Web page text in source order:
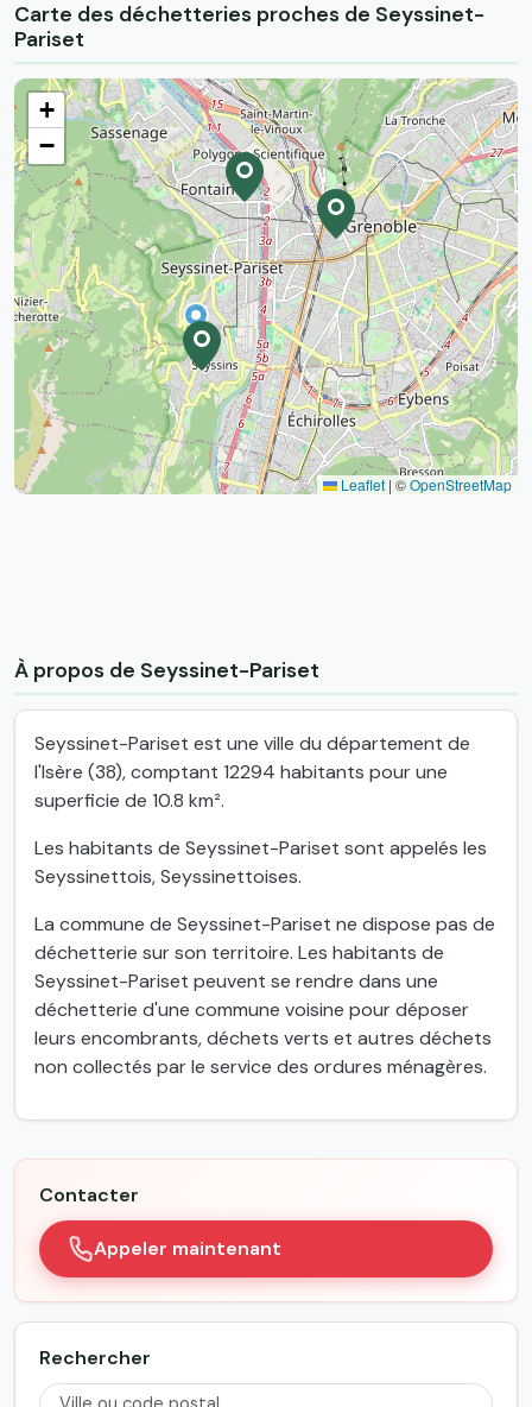
Carte des déchetteries proches de Seyssinet-
Pariset
+
−
Leaflet | ©OpenStreetMap
À propos de Seyssinet-Pariset
Seyssinet-Pariset est une ville du département de
l'Isère (38), comptant 12294 habitants pour une
superficie de 10.8 km².
Les habitants de Seyssinet-Pariset sont appelés les
Seyssinettois, Seyssinettoises.
La commune de Seyssinet-Pariset ne dispose pas de
déchetterie sur son territoire. Les habitants de
Seyssinet-Pariset peuvent se rendre dans une
déchetterie d'une commune voisine pour déposer
leurs encombrants, déchets verts et autres déchets
non collectés par le service des ordures ménagères.
Contacter
Appeler maintenant
Rechercher